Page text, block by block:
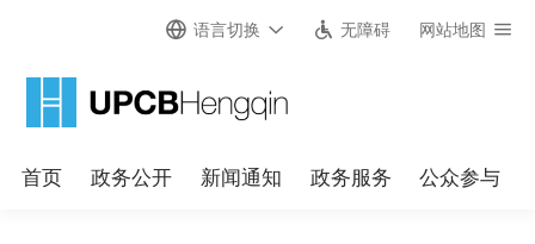
语言切换 无障碍 网站地图
首页 政务公开 新闻通知 政务服务 公众参与